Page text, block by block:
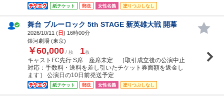
紙チケット 郵送 女性名義 塗りつぶしなし
舞台 ブルーロック 5th STAGE 新英雄大戦 開幕
2026/10/11 (日) 16時00分
銀河劇場 (東京)
￥60,000 / 枚 1枚
キャストFC先行 S席 座席未定 ［取引成立後の公演中止
対応：手数料・送料を差し引いたチケット券面額を返金し
ます］ 公演日の10日前発送予定
紙チケット 郵送 女性名義 塗りつぶしなし